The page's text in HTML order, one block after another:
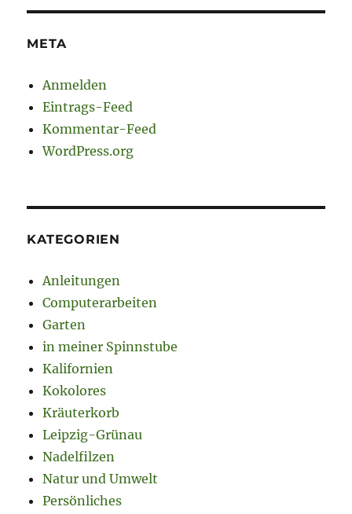
META
Anmelden
Eintrags-Feed
Kommentar-Feed
WordPress.org
KATEGORIEN
Anleitungen
Computerarbeiten
Garten
in meiner Spinnstube
Kalifornien
Kokolores
Kräuterkorb
Leipzig-Grünau
Nadelfilzen
Natur und Umwelt
Persönliches